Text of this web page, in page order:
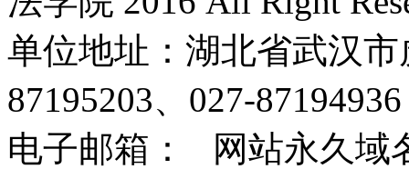
单位地址：湖北省武汉
87195203、027-
电子邮箱： 网站永久域